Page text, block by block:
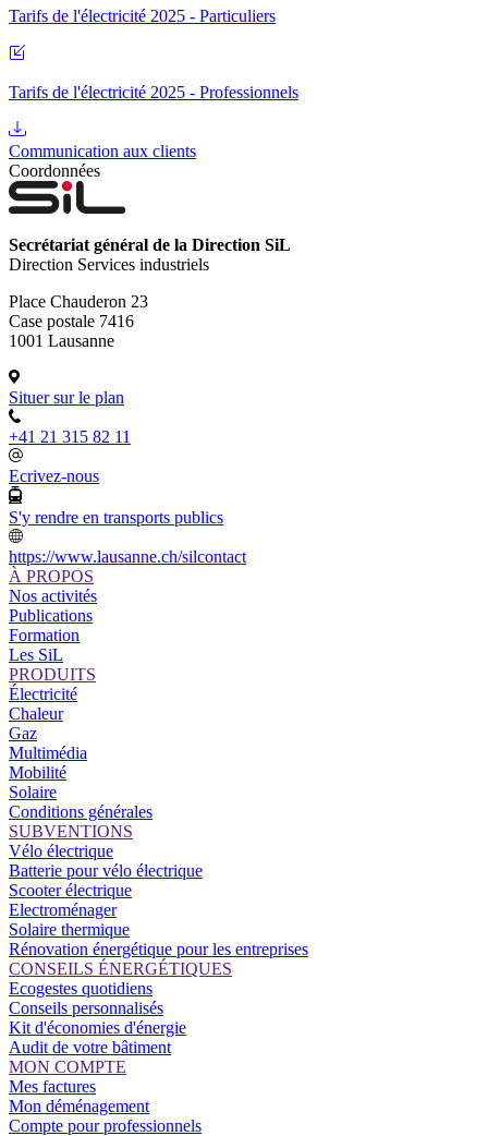
Tarifs de l'électricité 2025 - Particuliers
Tarifs de l'électricité 2025 - Professionnels
Communication aux clients
Coordonnées
Secrétariat général de la Direction SiL
Direction Services industriels
Place Chauderon 23
Case postale 7416
1001 Lausanne
Situer sur le plan
+41 21 315 82 11
Ecrivez-nous
S'y rendre en transports publics
https://www.lausanne.ch/silcontact
À PROPOS
Nos activités
Publications
Formation
Les SiL
PRODUITS
Électricité
Chaleur
Gaz
Multimédia
Mobilité
Solaire
Conditions générales
SUBVENTIONS
Vélo électrique
Batterie pour vélo électrique
Scooter électrique
Electroménager
Solaire thermique
Rénovation énergétique pour les entreprises
CONSEILS ÉNERGÉTIQUES
Ecogestes quotidiens
Conseils personnalisés
Kit d'économies d'énergie
Audit de votre bâtiment
MON COMPTE
Mes factures
Mon déménagement
Compte pour professionnels